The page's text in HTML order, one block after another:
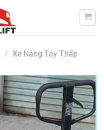
/ Xe Nâng Tay Thấp